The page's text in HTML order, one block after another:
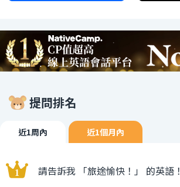
提問排名
近1周內 近1個月內
請告訴我 「旅途愉快！」 的英語！